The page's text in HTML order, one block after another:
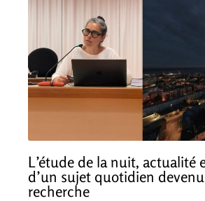
L’étude de la nuit, actualité
d’un sujet quotidien
recherche